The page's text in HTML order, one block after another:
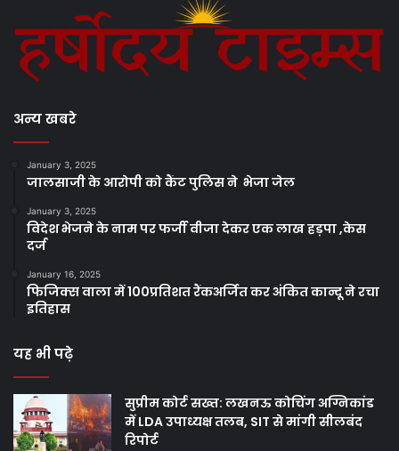
अन्य खबरे
January 3, 2025
जालसाजी के आरोपी को कैंट पुलिस ने भेजा जेल
January 3, 2025
विदेश भेजने के नाम पर फर्जी वीजा देकर एक लाख हड़पा ,केस
दर्ज
January 16, 2025
फिजिक्स वाला में 100प्रतिशत रैंकअर्जित कर अंकित कान्दू ने रचा
इतिहास
यह भी पढ़े
सुप्रीम कोर्ट सख्त: लखनऊ कोचिंग अग्निकांड
में LDA उपाध्यक्ष तलब, SIT से मांगी सीलबंद
रिपोर्ट